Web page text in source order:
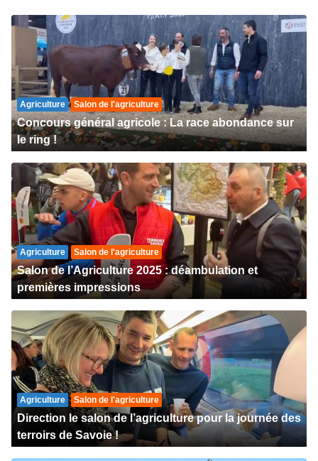
Agriculture Salon de l'agriculture
Concours général agricole : La race abondance sur
le ring !
Agriculture Salon de l'agriculture
Salon de l’Agriculture 2025 : déambulation et
premières impressions
Agriculture Salon de l'agriculture
Direction le salon de l’agriculture pour la journée des
terroirs de Savoie !